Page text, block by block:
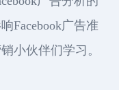
Facebook广告准
小伙伴们学习。